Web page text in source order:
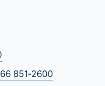
851‑2600